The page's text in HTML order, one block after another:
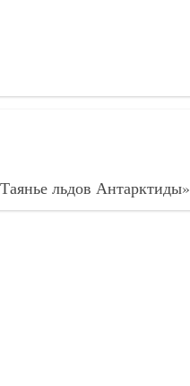
льдов Антарктиды»